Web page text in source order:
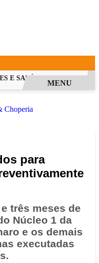
E SALÁRIOS QUE CHEGAM
MENU
para
três meses de
Núcleo 1 da
e os demais
executadas